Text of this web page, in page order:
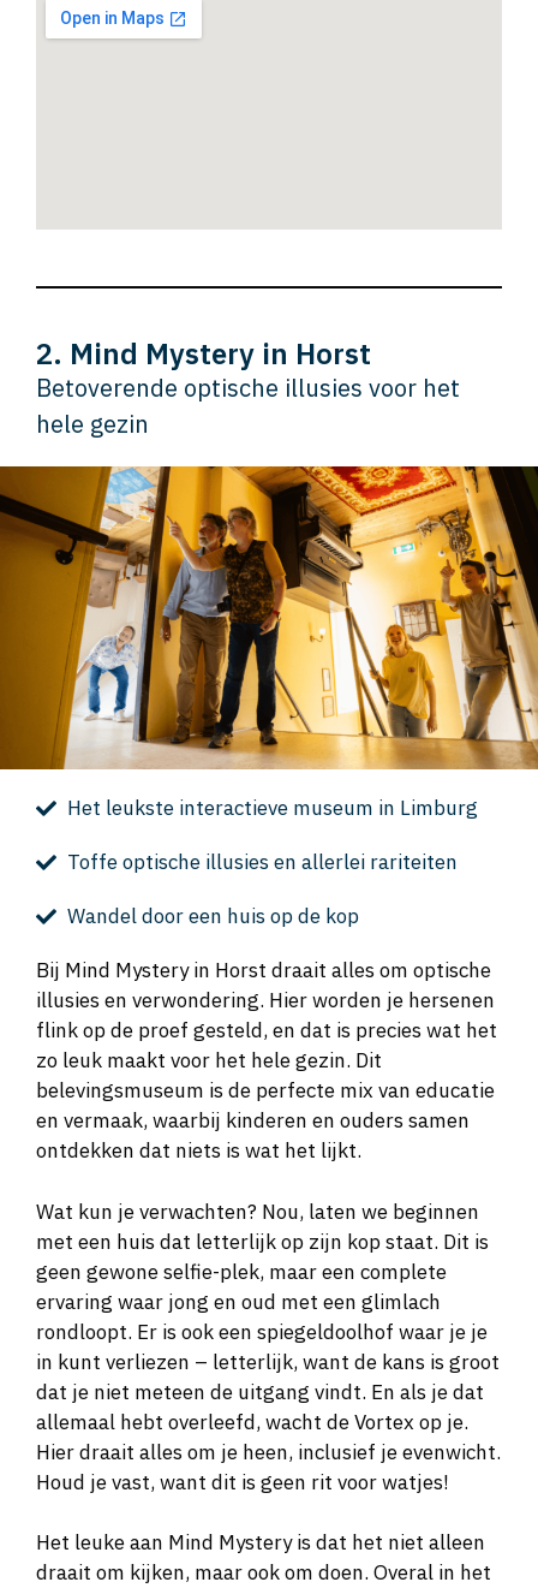
2. Mind Mystery in Horst
Betoverende optische illusies voor het
hele gezin
Het leukste interactieve museum in Limburg
Toffe optische illusies en allerlei rariteiten
Wandel door een huis op de kop
Bij Mind Mystery in Horst draait alles om optische
illusies en verwondering. Hier worden je hersenen
flink op de proef gesteld, en dat is precies wat het
zo leuk maakt voor het hele gezin. Dit
belevingsmuseum is de perfecte mix van educatie
en vermaak, waarbij kinderen en ouders samen
ontdekken dat niets is wat het lijkt.
Wat kun je verwachten? Nou, laten we beginnen
met een huis dat letterlijk op zijn kop staat. Dit is
geen gewone selfie-plek, maar een complete
ervaring waar jong en oud met een glimlach
rondloopt. Er is ook een spiegeldoolhof waar je je
in kunt verliezen – letterlijk, want de kans is groot
dat je niet meteen de uitgang vindt. En als je dat
allemaal hebt overleefd, wacht de Vortex op je.
Hier draait alles om je heen, inclusief je evenwicht.
Houd je vast, want dit is geen rit voor watjes!
Het leuke aan Mind Mystery is dat het niet alleen
draait om kijken, maar ook om doen. Overal in het